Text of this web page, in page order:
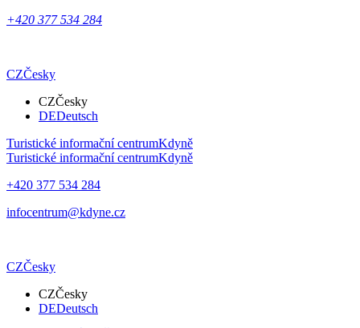
+420 377 534 284
CZČesky
CZČesky
DEDeutsch
Turistické informační centrumKdyně
Turistické informační centrumKdyně
+420 377 534 284
infocentrum@kdyne.cz
CZČesky
CZČesky
DEDeutsch